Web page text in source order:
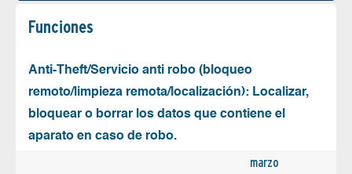
Funciones
Anti-Theft/Servicio anti robo (bloqueo
remoto/limpieza remota/localización): Localizar,
bloquear o borrar los datos que contiene el
aparato en caso de robo.
marzo